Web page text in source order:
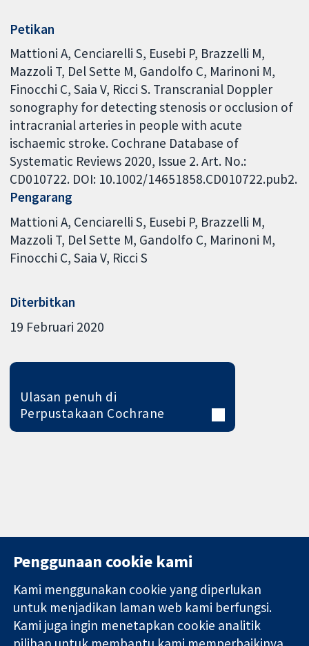
Petikan
Mattioni A, Cenciarelli S, Eusebi P, Brazzelli M,
Mazzoli T, Del Sette M, Gandolfo C, Marinoni M,
Finocchi C, Saia V, Ricci S. Transcranial Doppler
sonography for detecting stenosis or occlusion of
intracranial arteries in people with acute
ischaemic stroke. Cochrane Database of
Systematic Reviews 2020, Issue 2. Art. No.:
CD010722. DOI: 10.1002/14651858.CD010722.pub2.
Pengarang
Mattioni A Cenciarelli S Eusebi P Brazzelli M
Mazzoli T Del Sette M Gandolfo C Marinoni M
Finocchi C Saia V Ricci S
Diterbitkan
19 Februari 2020
Ulasan penuh di
Perpustakaan Cochrane
Bukti yang
dipercayai.
11-13 Cavendish
Square
London
Hubungi kita
Berita
Pejabat
Penggunaan cookie kami
Kami menggunakan cookie yang diperlukan
untuk menjadikan laman web kami berfungsi.
Kami juga ingin menetapkan cookie analitik